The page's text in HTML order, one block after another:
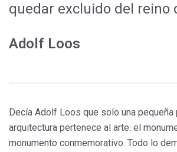
quedar excluido del reino
Adolf Loos
Decía Adolf Loos que solo una pequeña
arquitectura pertenece al arte: el
monumento conmemorativo. Todo lo